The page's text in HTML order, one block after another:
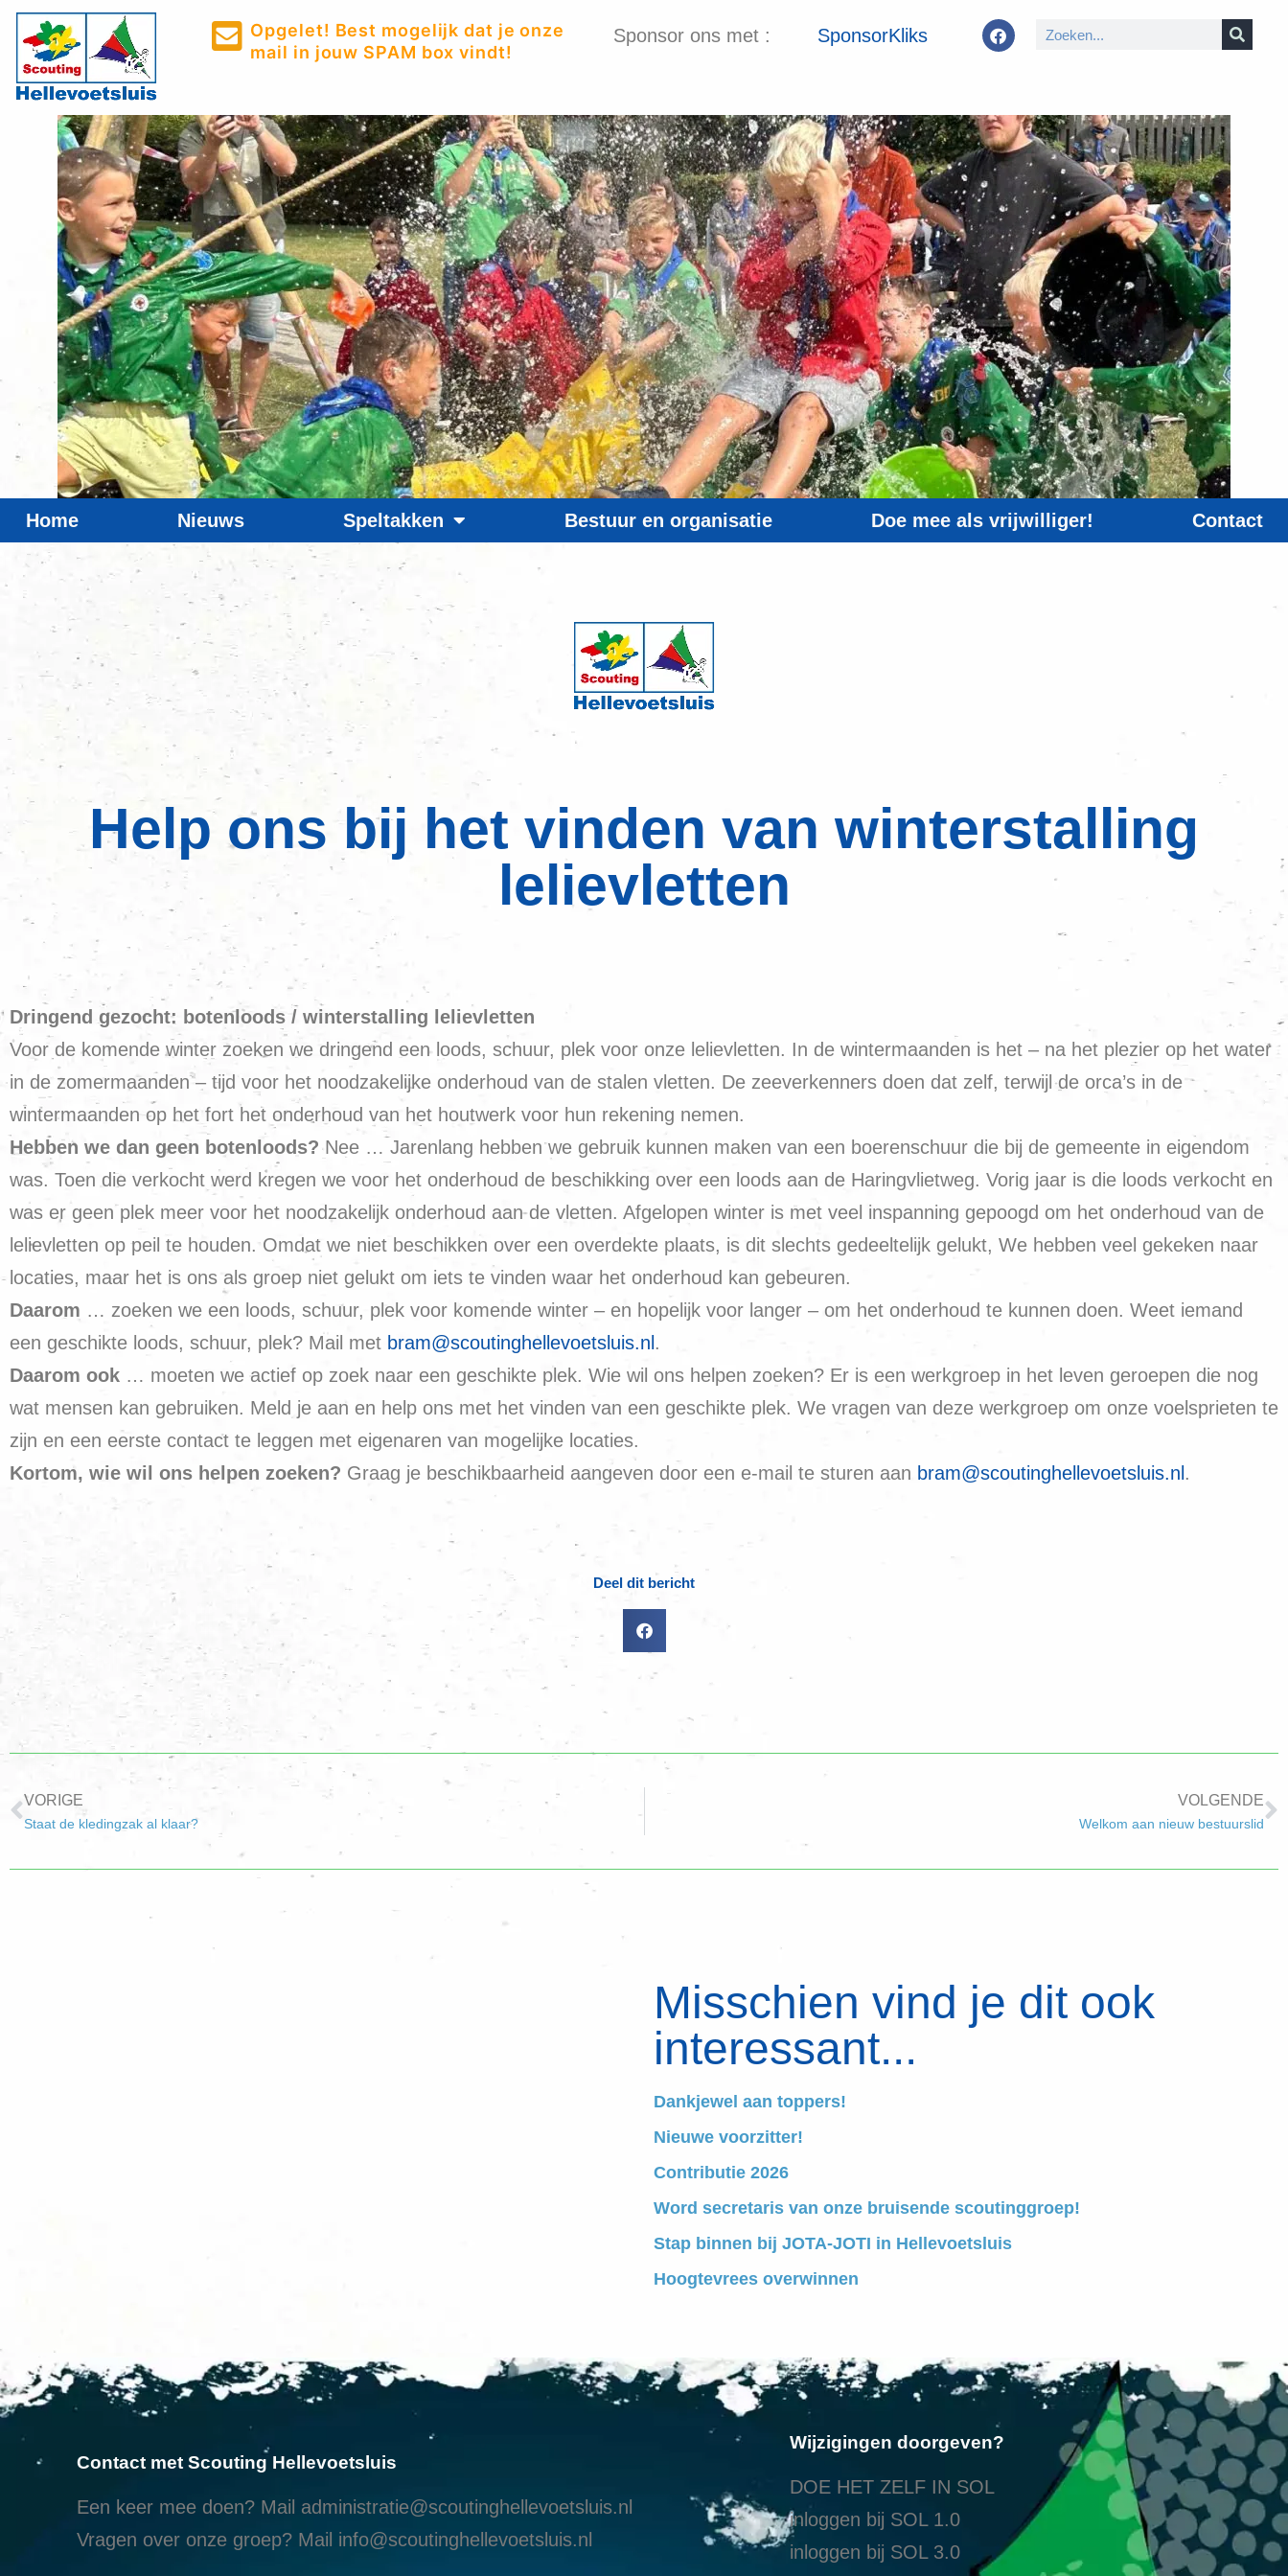
Opgelet! Best mogelijk dat je onze
mail in jouw SPAM box vindt!
Sponsor ons met : SponsorKliks
Home Nieuws Speltakken Bestuur en organisatie Doe mee als vrijwilliger! Contact
Help ons bij het vinden van winterstalling
lelievletten
Dringend gezocht: botenloods / winterstalling lelievletten
Voor de komende winter zoeken we dringend een loods, schuur, plek voor onze lelievletten. In de wintermaanden is het – na het plezier op het water
in de zomermaanden – tijd voor het noodzakelijke onderhoud van de stalen vletten. De zeeverkenners doen dat zelf, terwijl de orca’s in de
wintermaanden op het fort het onderhoud van het houtwerk voor hun rekening nemen.
Hebben we dan geen botenloods?Nee … Jarenlang hebben we gebruik kunnen maken van een boerenschuur die bij de gemeente in eigendom
was. Toen die verkocht werd kregen we voor het onderhoud de beschikking over een loods aan de Haringvlietweg. Vorig jaar is die loods verkocht en
was er geen plek meer voor het noodzakelijk onderhoud aan de vletten. Afgelopen winter is met veel inspanning gepoogd om het onderhoud van de
lelievletten op peil te houden. Omdat we niet beschikken over een overdekte plaats, is dit slechts gedeeltelijk gelukt, We hebben veel gekeken naar
locaties, maar het is ons als groep niet gelukt om iets te vinden waar het onderhoud kan gebeuren.
Daarom … zoeken we een loods, schuur, plek voor komende winter – en hopelijk voor langer – om het onderhoud te kunnen doen. Weet iemand
een geschikte loods, schuur, plek? Mail met bram@scoutinghellevoetsluis.nl .
Daarom ook … moeten we actief op zoek naar een geschikte plek. Wie wil ons helpen zoeken? Er is een werkgroep in het leven geroepen die nog
wat mensen kan gebruiken. Meld je aan en help ons met het vinden van een geschikte plek. We vragen van deze werkgroep om onze voelsprieten te
zijn en een eerste contact te leggen met eigenaren van mogelijke locaties.
Kortom, wie wil ons helpen zoeken? Graag je beschikbaarheid aangeven door een e-mail te sturen aan bram@scoutinghellevoetsluis.nl .
Deel dit bericht
VORIGE
Staat de kledingzak al klaar?
VOLGENDE
Welkom aan nieuw bestuurslid
Misschien vind je dit ook
interessant...
Dankjewel aan toppers!
Nieuwe voorzitter!
Contributie 2026
Word secretaris van onze bruisende scoutinggroep!
Stap binnen bij JOTA-JOTI in Hellevoetsluis
Hoogtevrees overwinnen
Contact met Scouting Hellevoetsluis
Een keer mee doen? Mail administratie@scoutinghellevoetsluis.nl
Vragen over onze groep? Mail info@scoutinghellevoetsluis.nl
Wijzigingen doorgeven?
DOE HET ZELF IN SOL
inloggen bij SOL 1.0
inloggen bij SOL 3.0